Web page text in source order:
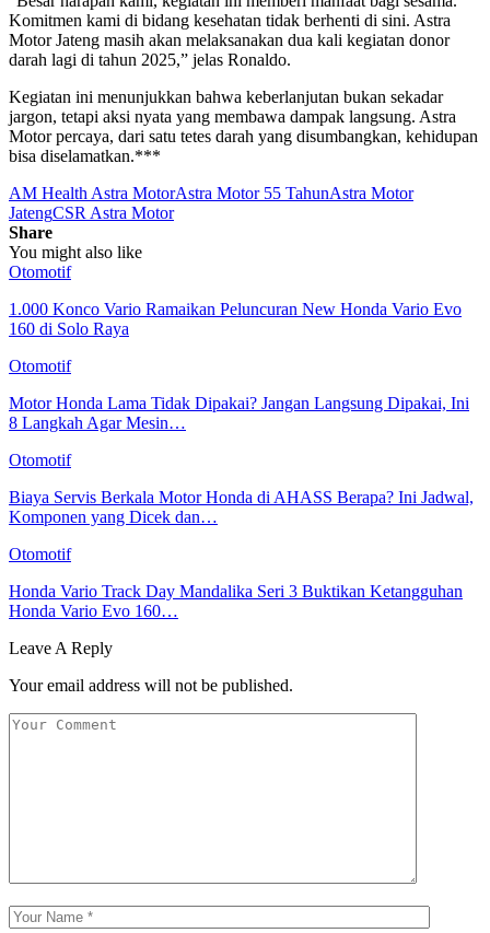
Komitmen kami di bidang kesehatan tidak berhenti di sini. Astra
Motor Jateng masih akan melaksanakan dua kali kegiatan donor
darah lagi di tahun 2025,” jelas Ronaldo.
Kegiatan ini menunjukkan bahwa keberlanjutan bukan sekadar
jargon, tetapi aksi nyata yang membawa dampak langsung. Astra
Motor percaya, dari satu tetes darah yang disumbangkan, kehidupan
bisa diselamatkan.***
AM Health Astra MotorAstra Motor 55 TahunAstra Motor
JatengCSR Astra Motor
Share
You might also like
Otomotif
1.000 Konco Vario Ramaikan Peluncuran New Honda Vario Evo
160 di Solo Raya
Otomotif
Motor Honda Lama Tidak Dipakai? Jangan Langsung Dipakai, Ini
8 Langkah Agar Mesin…
Otomotif
Biaya Servis Berkala Motor Honda di AHASS Berapa? Ini Jadwal,
Komponen yang Dicek dan…
Otomotif
Honda Vario Track Day Mandalika Seri 3 Buktikan Ketangguhan
Honda Vario Evo 160…
Leave A Reply
Your email address will not be published.